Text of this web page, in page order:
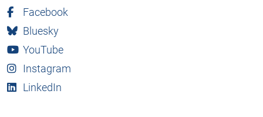
Facebook
Bluesky
YouTube
Instagram
LinkedIn